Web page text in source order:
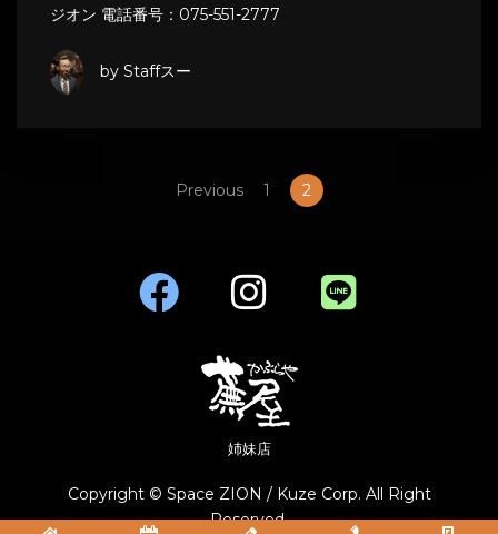
ジオン 電話番号：075-551-2777
by Staffスー
Previous 1 2
姉妹店
Copyright © Space ZION / Kuze Corp. All Right
Reserved.